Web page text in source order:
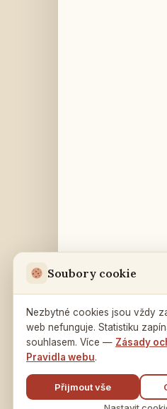
v Praze
Na Zátorce 16
160 00 Praha 6
Soubory cookie
Nezbytné cookies jsou vždy
web nefunguje. Statistiku
souhlasem. Více — Zásady
Pravidla webu.
Přijmout vše